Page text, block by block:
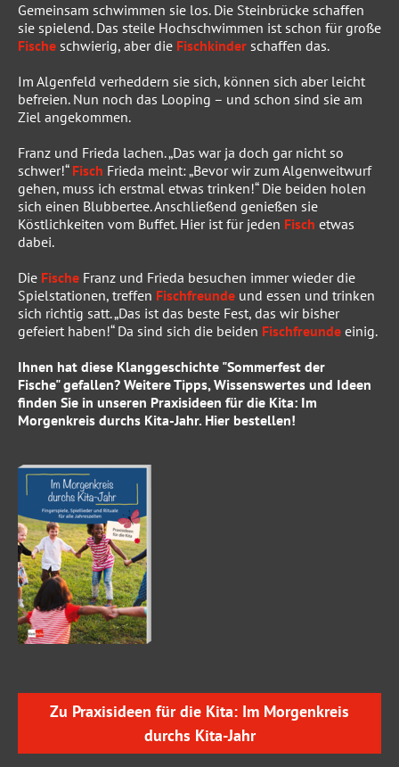
Gemeinsam schwimmen sie los. Die Steinbrücke schaffen
sie spielend. Das steile Hochschwimmen ist schon für große
Fische schwierig, aber die Fischkinder schaffen das.
Im Algenfeld verheddern sie sich, können sich aber leicht
befreien. Nun noch das Looping – und schon sind sie am
Ziel angekommen.
Franz und Frieda lachen. „Das war ja doch gar nicht so
schwer!“ Fisch Frieda meint: „Bevor wir zum Algenweitwurf
gehen, muss ich erstmal etwas trinken!“ Die beiden holen
sich einen Blubbertee. Anschließend genießen sie
Köstlichkeiten vom Buffet. Hier ist für jeden Fisch etwas
dabei.
Die Fische Franz und Frieda besuchen immer wieder die
Spielstationen, treffen Fischfreunde und essen und trinken
sich richtig satt. „Das ist das beste Fest, das wir bisher
gefeiert haben!“ Da sind sich die beiden Fischfreunde einig.
Ihnen hat diese Klanggeschichte "Sommerfest der
Fische" gefallen? Weitere Tipps, Wissenswertes und Ideen
finden Sie in unseren Praxisideen für die Kita: Im
Morgenkreis durchs Kita-Jahr. Hier bestellen!
Zu Praxisideen für die Kita: Im Morgenkreis
durchs Kita-Jahr